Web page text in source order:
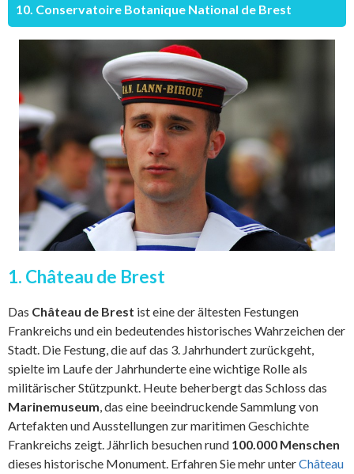
10. Conservatoire Botanique National de Brest
1. Château de Brest
Das Château de Brest ist eine der ältesten Festungen
Frankreichs und ein bedeutendes historisches Wahrzeichen der
Stadt. Die Festung, die auf das 3. Jahrhundert zurückgeht,
spielte im Laufe der Jahrhunderte eine wichtige Rolle als
militärischer Stützpunkt. Heute beherbergt das Schloss das
Marinemuseum, das eine beeindruckende Sammlung von
Artefakten und Ausstellungen zur maritimen Geschichte
Frankreichs zeigt. Jährlich besuchen rund 100.000 Menschen
dieses historische Monument. Erfahren Sie mehr unterChâteau